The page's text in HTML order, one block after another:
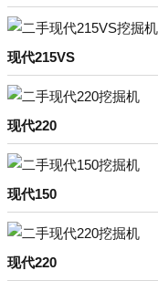
现代215VS
现代220
现代150
现代220